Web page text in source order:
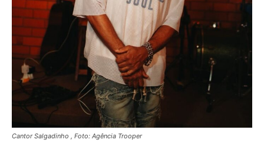
Cantor Salgadinho , Foto: Agência Trooper